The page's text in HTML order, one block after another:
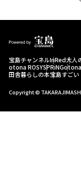
宝島チャンネルInRed大人
otona ROSYSPRiNGotona
田舎暮らしの本宝島すごい
Copyright ©